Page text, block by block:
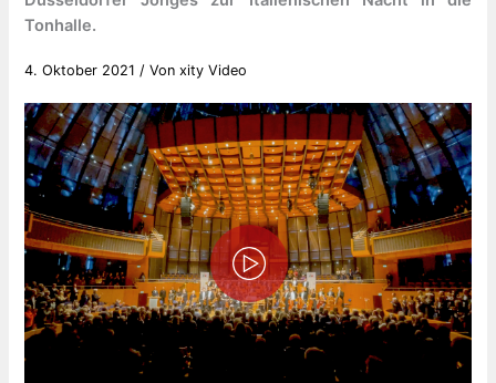
Tonhalle.
4. Oktober 2021 / Vonxity Video